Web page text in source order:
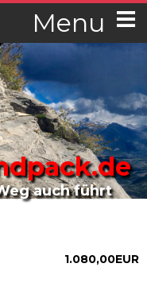
Menu
auch führt
1.080,00EUR